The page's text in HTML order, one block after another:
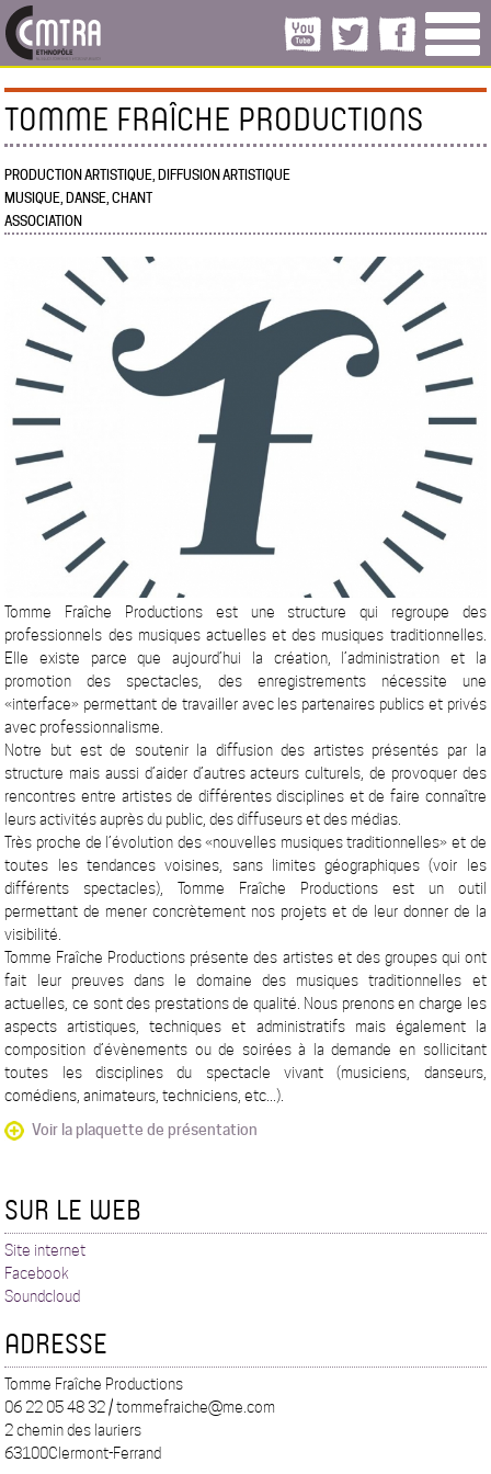
TOMME FRAÎCHE PRODUCTIONS
PRODUCTION ARTISTIQUE, DIFFUSION ARTISTIQUE
MUSIQUE, DANSE, CHANT
ASSOCIATION
Tomme Fraîche Productions est une structure qui regroupe des
professionnels des musiques actuelles et des musiques traditionnelles.
Elle existe parce que aujourd’hui la création, l’administration et la
promotion des spectacles, des enregistrements nécessite une
«interface» permettant de travailler avec les partenaires publics et privés
avec professionnalisme.
Notre but est de soutenir la diffusion des artistes présentés par la
structure mais aussi d’aider d’autres acteurs culturels, de provoquer des
rencontres entre artistes de différentes disciplines et de faire connaître
leurs activités auprès du public, des diffuseurs et des médias.
Très proche de l’évolution des «nouvelles musiques traditionnelles» et de
toutes les tendances voisines, sans limites géographiques (voir les
différents spectacles), Tomme Fraîche Productions est un outil
permettant de mener concrètement nos projets et de leur donner de la
visibilité.
Tomme Fraîche Productions présente des artistes et des groupes qui ont
fait leur preuves dans le domaine des musiques traditionnelles et
actuelles, ce sont des prestations de qualité. Nous prenons en charge les
aspects artistiques, techniques et administratifs mais également la
composition d’évènements ou de soirées à la demande en sollicitant
toutes les disciplines du spectacle vivant (musiciens, danseurs,
comédiens, animateurs, techniciens, etc...).
Voir la plaquette de présentation
SUR LE WEB
Site internet
Facebook
Soundcloud
ADRESSE
Tomme Fraîche Productions
06 22 05 48 32 / tommefraiche@me.com
2 chemin des lauriers
63100Clermont-Ferrand